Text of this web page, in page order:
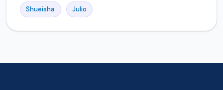
Shueisha Julio